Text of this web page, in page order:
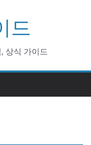
드
상식 가이드